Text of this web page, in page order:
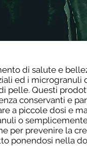
di salute e
ed i microgranuli
pelle. Questi
conservanti e
a piccole dosi e
o
per prevenire la
ponendosi nella